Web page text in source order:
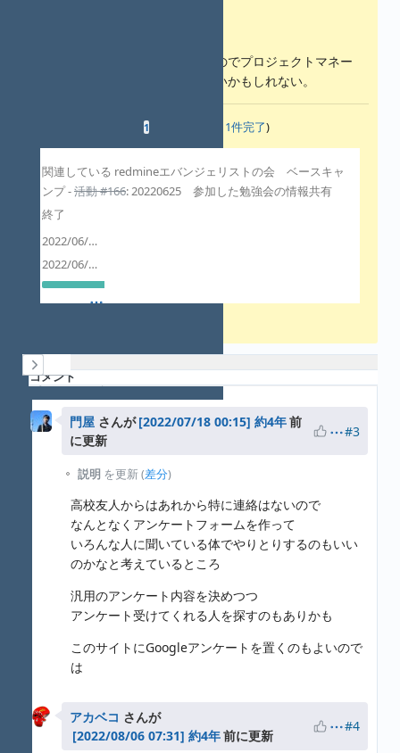
使っている人の視点でしかないのでプロジェクトマネー
ジメント観点の質問は刺さらないかもしれない。
1 1件完了)
関連している redmineエバンジェリストの会 ベースキャ
ンプ -活動 #166: 20220625 参加した勉強会の情報共有
終了
2022/06/25
2022/06/25
履歴
コメント
門屋 さんが 約4年前
に更新
#3
説明 を更新 (差分)
高校友人からはあれから特に連絡はないので
なんとなくアンケートフォームを作って
いろんな人に聞いている体でやりとりするのもいい
のかなと考えているところ
汎用のアンケート内容を決めつつ
アンケート受けてくれる人を探すのもありかも
このサイトにGoogleアンケートを置くのもよいので
は
アカベコ さんが
約4年前に更新
#4